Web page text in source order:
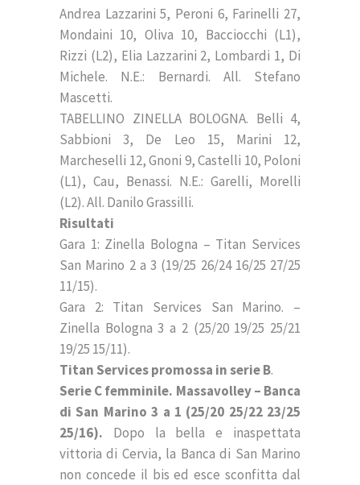
Andrea Lazzarini 5, Peroni 6, Farinelli 27,
Mondaini 10, Oliva 10, Bacciocchi (L1),
Rizzi (L2), Elia Lazzarini 2, Lombardi 1, Di
Michele. N.E.: Bernardi. All. Stefano
Mascetti.
TABELLINO ZINELLA BOLOGNA. Belli 4,
Sabbioni 3, De Leo 15, Marini 12,
Marcheselli 12, Gnoni 9, Castelli 10, Poloni
(L1), Cau, Benassi. N.E.: Garelli, Morelli
(L2). All. Danilo Grassilli.
Risultati
Gara 1: Zinella Bologna – Titan Services
San Marino 2 a 3 (19/25 26/24 16/25 27/25
11/15).
Gara 2: Titan Services San Marino. –
Zinella Bologna 3 a 2 (25/20 19/25 25/21
19/25 15/11).
Titan Services promossa in serie B.
Serie C femminile. Massavolley – Banca
di San Marino 3 a 1 (25/20 25/22 23/25
25/16). Dopo la bella e inaspettata
vittoria di Cervia, la Banca di San Marino
non concede il bis ed esce sconfitta dal